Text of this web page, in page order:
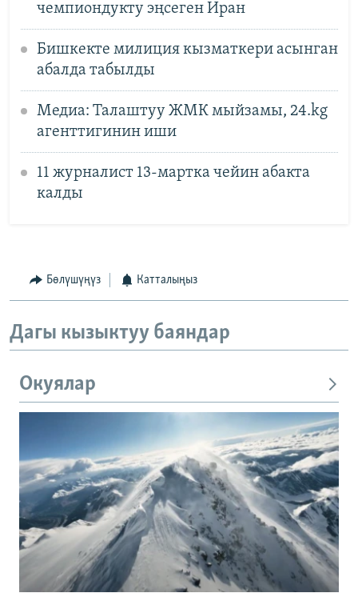
чемпиондукту эңсеген Иран
Бишкекте милиция кызматкери асынган
абалда табылды
Медиа: Талаштуу ЖМК мыйзамы, 24.kg
агенттигинин иши
11 журналист 13-мартка чейин абакта
калды
Бөлүшүңүз Катталыңыз
Дагы кызыктуу баяндар
Окуялар